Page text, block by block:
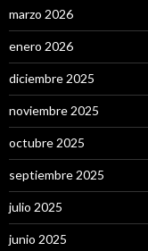
marzo 2026
enero 2026
diciembre 2025
noviembre 2025
octubre 2025
septiembre 2025
julio 2025
junio 2025